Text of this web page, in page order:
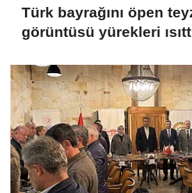
Türk bayrağını öpen
görüntüsü yürekleri